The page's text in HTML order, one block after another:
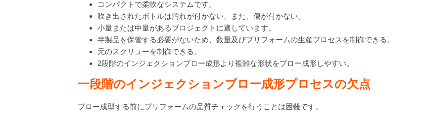
コンパクトで柔軟なシステムです。
吹き出されたボトルは汚れが付かない、また、傷が付かない。
小量または中量があるプロジェクトに適しています。
半製品を保管する必要がないため、数量及びプリフォームの生産プロセスを制御できる。
元のスクリューを制御できる。
2段階のインジェクションブロー成形より複雑な形状をプロー成形しやすい。
一段階のインジェクションブロー成形プロセスの欠点
プロー成型する前にプリフォームの品質チェックを行うことは困難です。